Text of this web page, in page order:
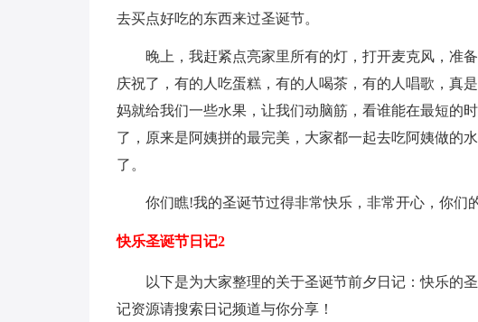
去买点好吃的东西来过圣诞节。
晚上，我赶紧点亮家里所有的灯，打开麦克风，准
庆祝了，有的人吃蛋糕，有的人喝茶，有的人唱歌，真
妈就给我们一些水果，让我们动脑筋，看谁能在最短的
了，原来是阿姨拼的最完美，大家都一起去吃阿姨做的
了。
你们瞧!我的圣诞节过得非常快乐，非常开心，你们的
快乐圣诞节日记2
以下是为大家整理的关于圣诞节前夕日记：快乐的
记资源请搜索日记频道与你分享！